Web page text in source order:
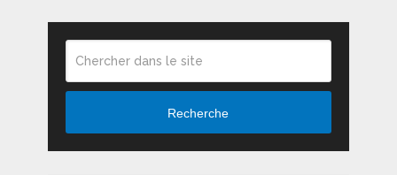
Recherche